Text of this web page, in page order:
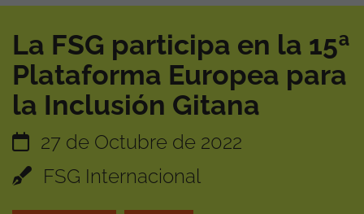
La FSG participa en la 15ª
Plataforma Europea para
la Inclusión Gitana
27 de Octubre de 2022
FSG Internacional